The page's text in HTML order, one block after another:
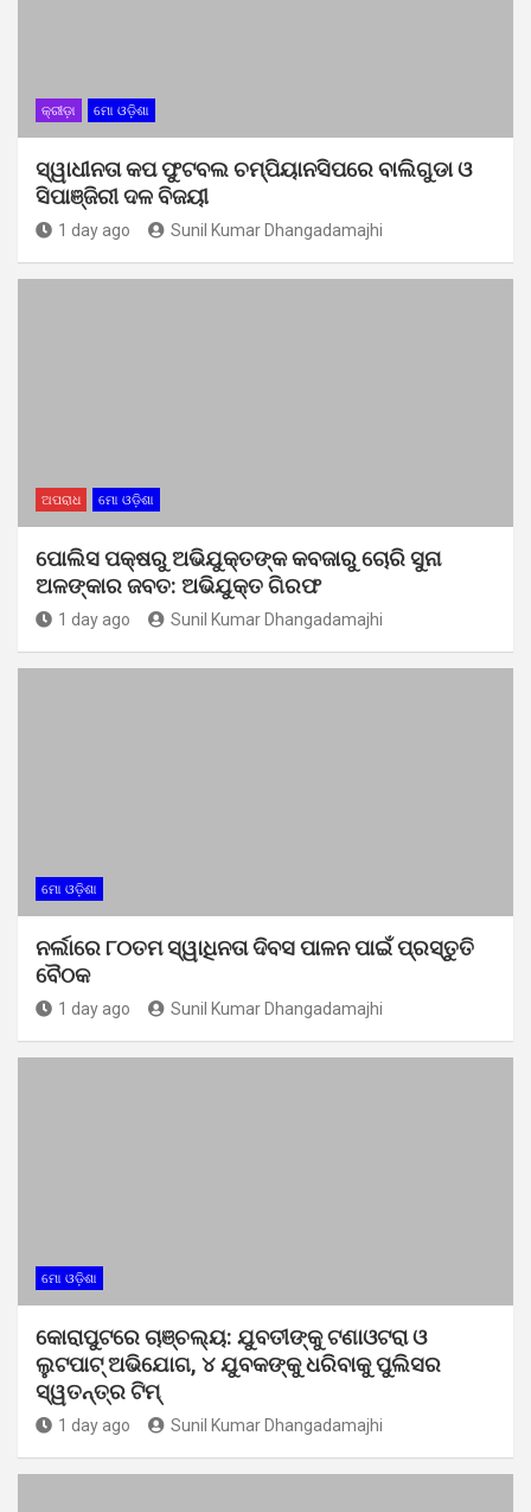
କ୍ରୀଡ଼ା ମୋ ଓଡ଼ିଶା
ସ୍ୱାଧୀନତା କପ ଫୁଟବଲ ଚମ୍ପିୟାନସିପରେ ବାଲିଗୁଡା ଓ
ସିପାଞ୍ଜିରୀ ଦଳ ବିଜୟୀ
1 day ago Sunil Kumar Dhangadamajhi
ଅପରାଧ ମୋ ଓଡ଼ିଶା
ପୋଲିସ ପକ୍ଷରୁ ଅଭିଯୁକ୍ତଙ୍କ କବଜାରୁ ଚୋରି ସୁନା
ଅଳଙ୍କାର ଜବତ: ଅଭିଯୁକ୍ତ ଗିରଫ
1 day ago Sunil Kumar Dhangadamajhi
ମୋ ଓଡ଼ିଶା
ନର୍ଲାରେ ୮୦ତମ ସ୍ୱାଧିନତା ଦିବସ ପାଳନ ପାଇଁ ପ୍ରସ୍ତୁତି
ବୈଠକ
1 day ago Sunil Kumar Dhangadamajhi
ମୋ ଓଡ଼ିଶା
କୋରାପୁଟରେ ଚାଞ୍ଚଲ୍ୟ: ଯୁବତୀଙ୍କୁ ଟଣାଓଟରା ଓ
ଲୁଟପାଟ୍ ଅଭିଯୋଗ, ୪ ଯୁବକଙ୍କୁ ଧରିବାକୁ ପୁଲିସର
ସ୍ୱତନ୍ତ୍ର ଟିମ୍
1 day ago Sunil Kumar Dhangadamajhi